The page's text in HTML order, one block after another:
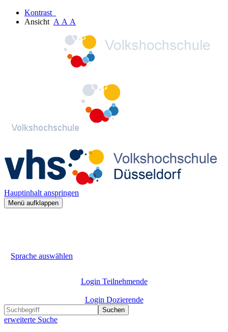
Kontrast
Ansicht A A A
Hauptinhalt anspringen
Menü aufklappen
Sprache auswählen
Login Teilnehmende
Login Dozierende
Suchen
erweiterte Suche